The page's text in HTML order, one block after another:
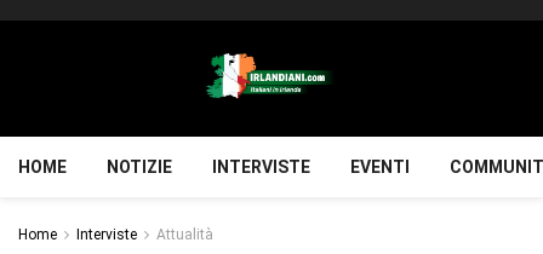
HOME NOTIZIE INTERVISTE EVENTI
Home Interviste Attualità